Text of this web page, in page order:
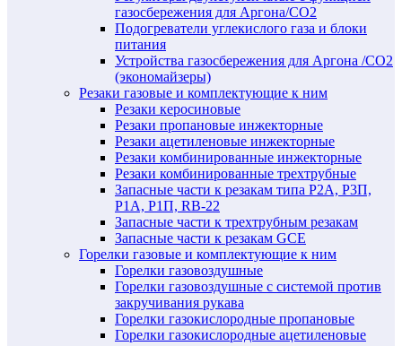
газосбережения для Аргона/СО2
Подогреватели углекислого газа и блоки
питания
Устройства газосбережения для Аргона /СО2
(экономайзеры)
Резаки газовые и комплектующие к ним
Резаки керосиновые
Резаки пропановые инжекторные
Резаки ацетиленовые инжекторные
Резаки комбинированные инжекторные
Резаки комбинированные трехтрубные
Запасные части к резакам типа Р2А, Р3П,
Р1А, Р1П, RB-22
Запасные части к трехтрубным резакам
Запасные части к резакам GCE
Горелки газовые и комплектующие к ним
Горелки газовоздушные
Горелки газовоздушные с системой против
закручивания рукава
Горелки газокислородные пропановые
Горелки газокислородные ацетиленовые